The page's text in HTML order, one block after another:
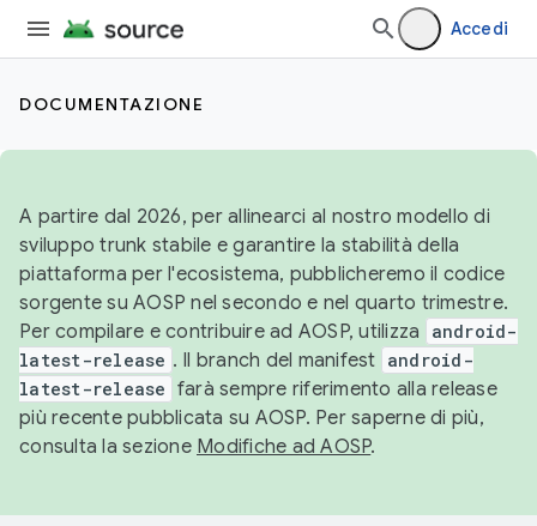
Accedi
DOCUMENTAZIONE
A partire dal 2026, per allinearci al nostro modello di
sviluppo trunk stabile e garantire la stabilità della
piattaforma per l'ecosistema, pubblicheremo il codice
sorgente su AOSP nel secondo e nel quarto trimestre.
Per compilare e contribuire ad AOSP, utilizza
android-
latest-release . Il branch del manifest android-
latest-release farà sempre riferimento alla release
più recente pubblicata su AOSP. Per saperne di più,
consulta la sezione Modifiche ad AOSP.